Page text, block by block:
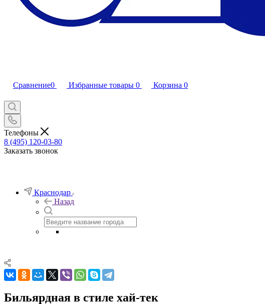
Сравнение0 Избранные товары 0 Корзина 0
Телефоны
8 (495) 120-03-80
Заказать звонок
Краснодар
Назад
Бильярдная в стиле хай-тек